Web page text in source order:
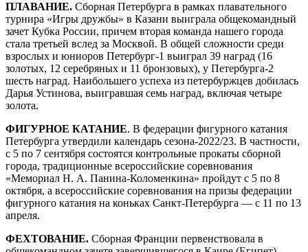
ПЛАВАНИЕ. Сборная Петербурга в рамках плавательного
турнира «Игры дружбы» в Казани выиграла общекомандный
зачет Кубка России, причем вторая команда нашего города
стала третьей вслед за ­Москвой. В общей сложности среди
взрослых и юниоров Петербург-1 выиграл 39 наград (16
золотых, 12 серебряных и 11 бронзовых), у Петербурга-2
шесть наград. Наибольшего успеха из петербуржцев добилась
Дарья Устинова, выигравшая семь наград, включая четыре
золота.
ФИГУРНОЕ КАТАНИЕ. В федерации фигурного катания
Петербурга утвердили календарь сезона-2022/23. В частности,
с 5 по 7 сентября состоятся контрольные прокаты сборной
города, традиционные всероссийские соревнования
«Мемориал Н. А. Панина-Коломенкина» пройдут с 5 по 8
октября, а всероссийские соревнования на призы федерации
фигурного катания на коньках Санкт‑Петербурга — с 11 по 13
апреля.
ФЕХТОВАНИЕ. Сборная Франции первенствовала в